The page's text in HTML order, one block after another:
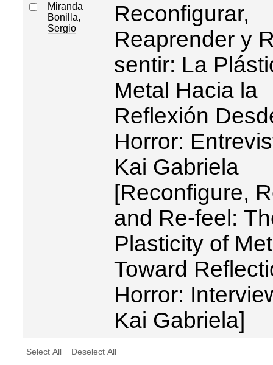
Miranda
Bonilla,
Sergio
Reconfigurar,
Reaprender y
sentir: La
Metal Hacia la
Reflexión
Horror:
Kai Gabriela
[Reconfigure,
and Re-feel:
Plasticity of
Toward
Horror:
Kai Gabriela]
Select All Deselect All